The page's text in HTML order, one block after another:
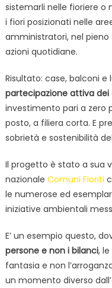
sistemarli nelle fioriere o
i fiori posizionati nelle
amministratori, nel
azioni quotidiane.
Risultato: case, balconi
partecipazione attiva
investimento pari a zero
posto, a filiera corta. E
sobrietà e sostenibilità
Il progetto è stato a sua
nazionale Comuni Fioriti
le numerose ed
iniziative ambientali
E’ un esempio questo,
persone e non i bilanci,
fantasia e non
un momento diverso